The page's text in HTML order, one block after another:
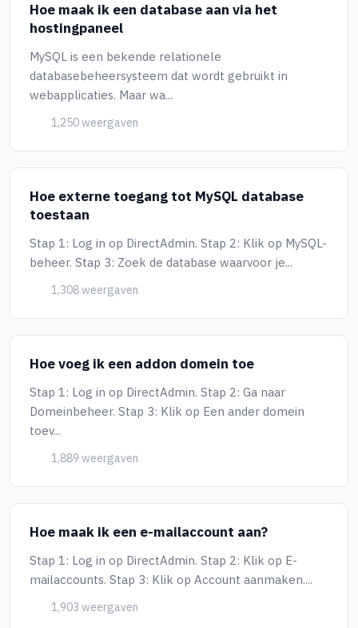
Hoe maak ik een database aan via het
hostingpaneel
MySQL is een bekende relationele
databasebeheersysteem dat wordt gebruikt in
webapplicaties. Maar wa...
1,250 weergaven
Hoe externe toegang tot MySQL database
toestaan
Stap 1: Log in op DirectAdmin. Stap 2: Klik op MySQL-
beheer. Stap 3: Zoek de database waarvoor je...
1,308 weergaven
Hoe voeg ik een addon domein toe
Stap 1: Log in op DirectAdmin. Stap 2: Ga naar
Domeinbeheer. Stap 3: Klik op Een ander domein
toev...
1,889 weergaven
Hoe maak ik een e-mailaccount aan?
Stap 1: Log in op DirectAdmin. Stap 2: Klik op E-
mailaccounts. Stap 3: Klik op Account aanmaken....
1,903 weergaven